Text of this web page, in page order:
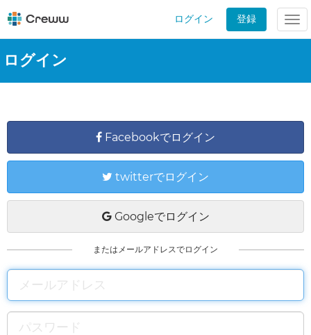
ログイン 登録
ログイン
Facebookでログイン
twitterでログイン
Googleでログイン
またはメールアドレスでログイン